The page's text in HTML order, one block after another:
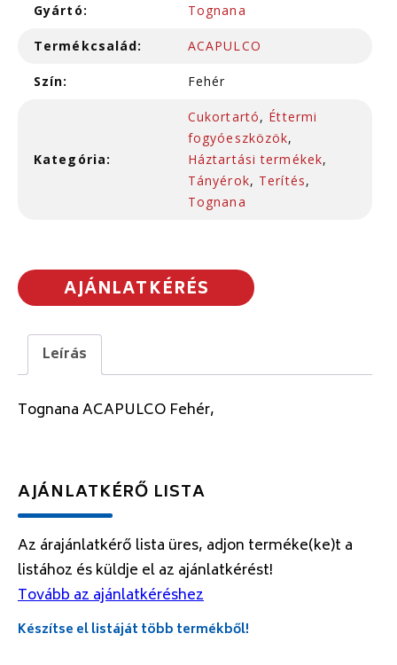
Gyártó: Tognana
Termékcsalád: ACAPULCO
Szín: Fehér
Kategória:
Cukortartó, Éttermi
fogyóeszközök,
Háztartási termékek,
Tányérok, Terítés,
Tognana
AJÁNLATKÉRÉS
Leírás
Tognana ACAPULCO Fehér,
AJÁNLATKÉRŐ LISTA
Az árajánlatkérő lista üres, adjon terméke(ke)t a
listához és küldje el az ajánlatkérést!
Tovább az ajánlatkéréshez
Készítse el listáját több termékből!